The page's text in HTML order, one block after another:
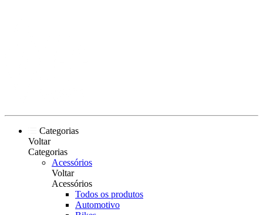
Categorias
Voltar
Categorias
Acessórios
Voltar
Acessórios
Todos os produtos
Automotivo